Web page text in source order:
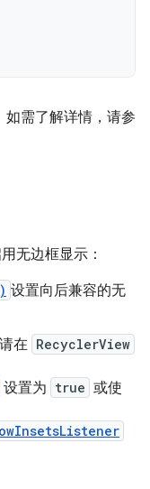
需了解详情，请参
无边框显示：
设置向后兼容的无
在 RecyclerView
设置为 true 或使